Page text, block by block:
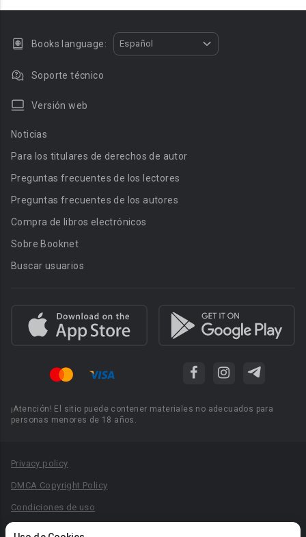
Books language: Español
Soporte técnico
Versión web
Noticias
Para los titulares de derechos de autor
Preguntas frecuentes de los lectores
Preguntas frecuentes de los autores
Compra de libros electrónicos
Sobre Booknet
Buscar usuarios
¡Atención! El sitio puede contener materiales no adecuados para
personas menores de 18 años.
Privacy policy
DMCA Copyright Policy
Condiciones de uso